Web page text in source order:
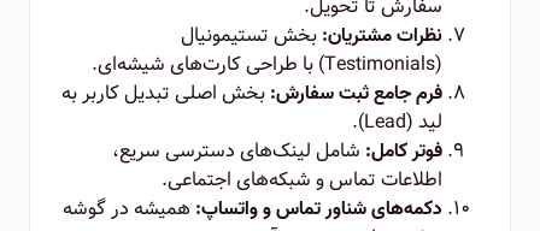
سفارش تا تحویل.
نظرات مشتریان:بخش تستیمونیال
(Testimonials) با طراحی کارت‌های شیشه‌ای.
فرم جامع ثبت سفارش:بخش اصلی تبدیل کاربر به
لید (Lead).
فوتر کامل: شامل لینک‌های دسترسی سریع،
اطلاعات تماس و شبکه‌های اجتماعی.
دکمه‌های شناور تماس و واتساپ: همیشه در گوشه